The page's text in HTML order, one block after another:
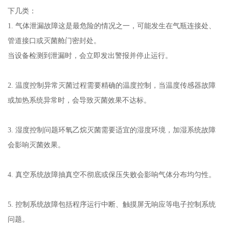
下几类：
1. 气体泄漏故障这是最危险的情况之一，可能发生在气瓶连接处、
管道接口或灭菌舱门密封处。
当设备检测到泄漏时，会立即发出警报并停止运行。
2. 温度控制异常灭菌过程需要精确的温度控制，当温度传感器故障
或加热系统异常时，会导致灭菌效果不达标。
3. 湿度控制问题环氧乙烷灭菌需要适宜的湿度环境，加湿系统故障
会影响灭菌效果。
4. 真空系统故障抽真空不彻底或保压失败会影响气体分布均匀性。
5. 控制系统故障包括程序运行中断、触摸屏无响应等电子控制系统
问题。